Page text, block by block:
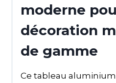
moderne
décoration
de gamme
Ce tableau